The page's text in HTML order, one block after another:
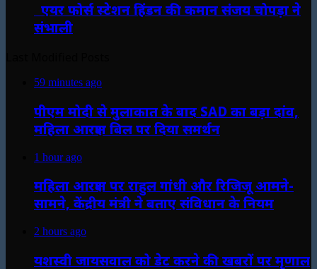
एयर फोर्स स्टेशन हिंडन की कमान संजय चोपड़ा ने
संभाली
59 minutes ago
पीएम मोदी से मुलाकात के बाद SAD का बड़ा दांव,
महिला आरक्षण बिल पर दिया समर्थन
1 hour ago
महिला आरक्षण पर राहुल गांधी और रिजिजू आमने-
सामने, केंद्रीय मंत्री ने बताए संविधान के नियम
2 hours ago
यशस्वी जायसवाल को डेट करने की खबरों पर मृणाल